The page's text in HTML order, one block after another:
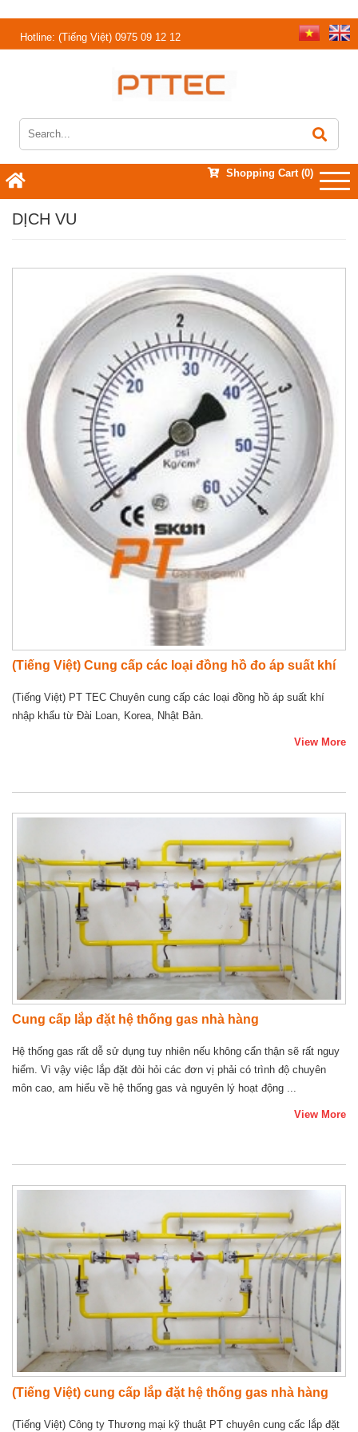
Hotline: (Tiếng Việt) 0975 09 12 12
Shopping Cart (0)
DỊCH VU
(Tiếng Việt) Cung cấp các loại đồng hồ đo áp suất khí
(Tiếng Việt) PT TEC Chuyên cung cấp các loại đồng hồ áp suất khí
nhập khẩu từ Đài Loan, Korea, Nhật Bản.
View More
Cung cấp lắp đặt hệ thống gas nhà hàng
Hệ thống gas rất dễ sử dụng tuy nhiên nếu không cẩn thận sẽ rất nguy
hiểm. Vì vậy việc lắp đặt đòi hỏi các đơn vị phải có trình độ chuyên
môn cao, am hiểu về hệ thống gas và nguyên lý hoạt động ...
View More
(Tiếng Việt) cung cấp lắp đặt hệ thống gas nhà hàng
(Tiếng Việt) Công ty Thương mại kỹ thuật PT chuyên cung cấc lắp đặt